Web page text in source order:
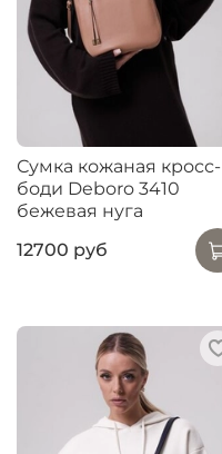
Сумка кожаная кросс-
боди Deboro 3410
бежевая нуга
12700 руб